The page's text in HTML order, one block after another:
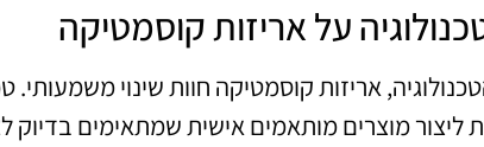
על אריזות קוסמטיקה
אריזות קוסמטיקה חוות שינוי משמעותי.
מוצרים מותאמים אישית שמתאימים בדיוק